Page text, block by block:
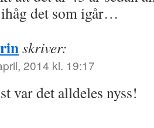
det som igår…
skriver:
2014 kl. 19:17
var det alldeles nyss!